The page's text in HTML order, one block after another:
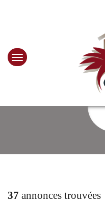
37 annonces trouvées